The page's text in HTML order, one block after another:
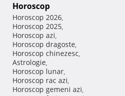
Horoscop
Horoscop 2026,
Horoscop 2025,
Horoscop azi,
Horoscop dragoste,
Horoscop chinezesc,
Astrologie,
Horoscop lunar,
Horoscop rac azi,
Horoscop gemeni azi,